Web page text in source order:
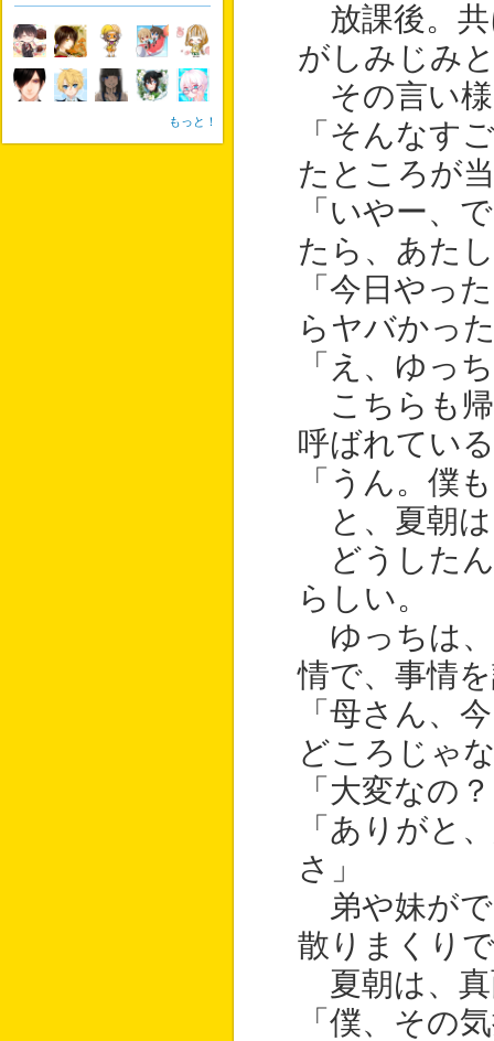
放課後。共
がしみじみ
その言い様
「そんなす
たところが
「いやー、
たら、あた
「今日やっ
らヤバかっ
「え、ゆっ
こちらも
呼ばれてい
「うん。僕
と、夏朝は
どうした
らしい。
ゆっちは
情で、事情
「母さん、
どころじゃ
「大変なの
「ありがと
さ」
弟や妹がで
散りまくり
夏朝は、真
「僕、その
もっと！